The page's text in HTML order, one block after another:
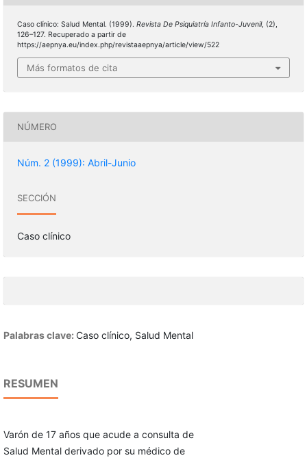
Caso clínico: Salud Mental. (1999). Revista De Psiquiatría Infanto-Juvenil, (2),
126–127. Recuperado a partir de
https://aepnya.eu/index.php/revistaaepnya/article/view/522
Más formatos de cita
NÚMERO
Núm. 2 (1999): Abril-Junio
SECCIÓN
Caso clínico
Palabras clave: Caso clínico, Salud Mental
RESUMEN
Varón de 17 años que acude a consulta de
Salud Mental derivado por su médico de